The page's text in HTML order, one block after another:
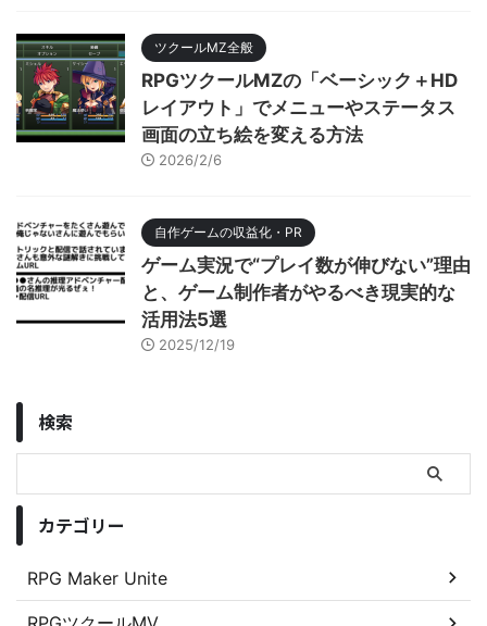
ツクールMZ全般
RPGツクールMZの「ベーシック＋HD
レイアウト」でメニューやステータス
画面の立ち絵を変える方法
2026/2/6
自作ゲームの収益化・PR
ゲーム実況で“プレイ数が伸びない”理由
と、ゲーム制作者がやるべき現実的な
活用法5選
2025/12/19
検索
カテゴリー
RPG Maker Unite